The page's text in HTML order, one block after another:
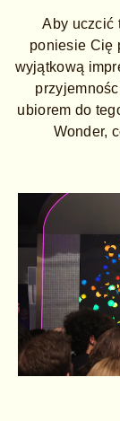
Aby uczcić
poniesie Cię
wyjątkową
ubiorem do
Wonder,